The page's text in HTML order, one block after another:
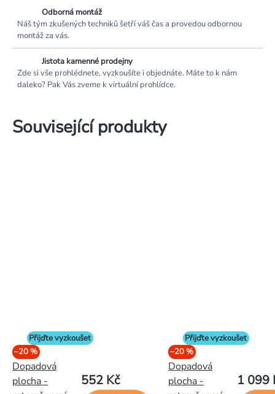
Odborná montáž
Náš tým zkušených techniků šetří váš čas a provedou odbornou
montáž za vás.
Jistota kamenné prodejny
Zde si vše prohlédnete, vyzkoušíte i objednáte. Máte to k nám
daleko? Pak Vás zveme k virtuální prohlídce.
Související produkty
Přijďte vyzkoušet
–20 %
Dopadová
plocha -
552 Kč
Přijďte vyzkoušet
–20 %
Dopadová
plocha -
1 099